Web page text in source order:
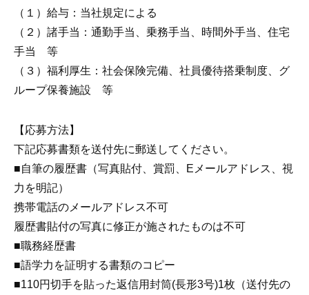
（１）給与：当社規定による
（２）諸手当：通勤手当、乗務手当、時間外手当、住宅
手当 等
（３）福利厚生：社会保険完備、社員優待搭乗制度、グ
ループ保養施設 等
【応募方法】
下記応募書類を送付先に郵送してください。
■自筆の履歴書（写真貼付、賞罰、Eメールアドレス、視
力を明記）
携帯電話のメールアドレス不可
履歴書貼付の写真に修正が施されたものは不可
■職務経歴書
■語学力を証明する書類のコピー
■110円切手を貼った返信用封筒(長形3号)1枚（送付先の